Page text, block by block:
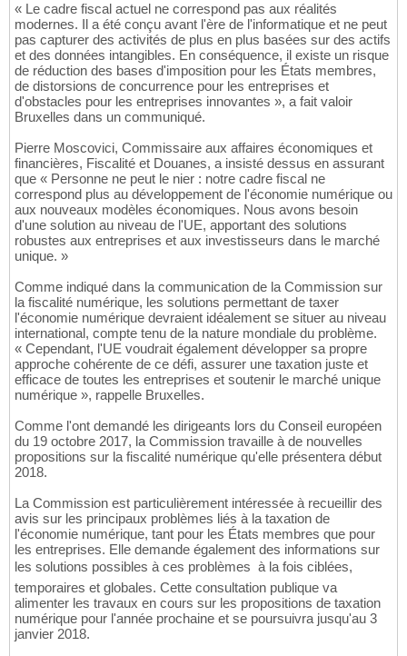
« Le cadre fiscal actuel ne correspond pas aux réalités
modernes. Il a été conçu avant l'ère de l'informatique et ne peut
pas capturer des activités de plus en plus basées sur des actifs
et des données intangibles. En conséquence, il existe un risque
de réduction des bases d'imposition pour les États membres,
de distorsions de concurrence pour les entreprises et
d'obstacles pour les entreprises innovantes », a fait valoir
Bruxelles dans un communiqué.
Pierre Moscovici, Commissaire aux affaires économiques et
financières, Fiscalité et Douanes, a insisté dessus en assurant
que « Personne ne peut le nier : notre cadre fiscal ne
correspond plus au développement de l'économie numérique ou
aux nouveaux modèles économiques. Nous avons besoin
d'une solution au niveau de l'UE, apportant des solutions
robustes aux entreprises et aux investisseurs dans le marché
unique. »
Comme indiqué dans la communication de la Commission sur
la fiscalité numérique, les solutions permettant de taxer
l'économie numérique devraient idéalement se situer au niveau
international, compte tenu de la nature mondiale du problème.
« Cependant, l'UE voudrait également développer sa propre
approche cohérente de ce défi, assurer une taxation juste et
efficace de toutes les entreprises et soutenir le marché unique
numérique », rappelle Bruxelles.
Comme l'ont demandé les dirigeants lors du Conseil européen
du 19 octobre 2017, la Commission travaille à de nouvelles
propositions sur la fiscalité numérique qu'elle présentera début
2018.
La Commission est particulièrement intéressée à recueillir des
avis sur les principaux problèmes liés à la taxation de
l'économie numérique, tant pour les États membres que pour
les entreprises. Elle demande également des informations sur
les solutions possibles à ces problèmes  à la fois ciblées,
temporaires et globales. Cette consultation publique va
alimenter les travaux en cours sur les propositions de taxation
numérique pour l'année prochaine et se poursuivra jusqu'au 3
janvier 2018.